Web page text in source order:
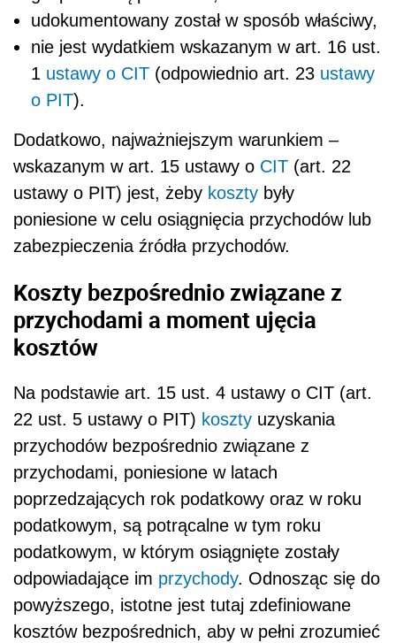
udokumentowany został w sposób właściwy,
nie jest wydatkiem wskazanym w art. 16 ust.
1 ustawy o CIT (odpowiednio art. 23 ustawy
o PIT).
Dodatkowo, najważniejszym warunkiem –
wskazanym w art. 15 ustawy o CIT (art. 22
ustawy o PIT) jest, żeby koszty były
poniesione w celu osiągnięcia przychodów lub
zabezpieczenia źródła przychodów.
Koszty bezpośrednio związane z
przychodami a moment ujęcia
kosztów
Na podstawie art. 15 ust. 4 ustawy o CIT (art.
22 ust. 5 ustawy o PIT) koszty uzyskania
przychodów bezpośrednio związane z
przychodami, poniesione w latach
poprzedzających rok podatkowy oraz w roku
podatkowym, są potrącalne w tym roku
podatkowym, w którym osiągnięte zostały
odpowiadające im przychody. Odnosząc się do
powyższego, istotne jest tutaj zdefiniowane
kosztów bezpośrednich, aby w pełni zrozumieć